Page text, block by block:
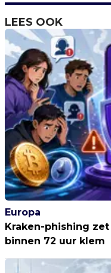
LEES OOK
Europa
Kraken-phishing
binnen 72 uur klem